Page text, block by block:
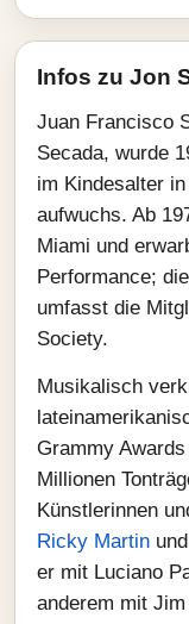
Infos zu Jon
Juan Francisco
Secada, wurde
im Kindesalter
aufwuchs. Ab
Miami und
Performance;
umfasst die
Society.
Musikalisch
Grammy
Millionen
Künstlerinnen
Ricky Martin und
er mit Luciano
anderem mit